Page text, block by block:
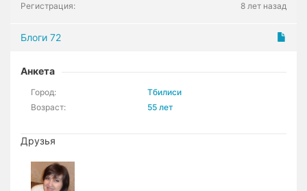
Регистрация:
8 лет назад
Блоги 72
Анкета
Город:
Тбилиси
Возраст:
55 лет
Друзья